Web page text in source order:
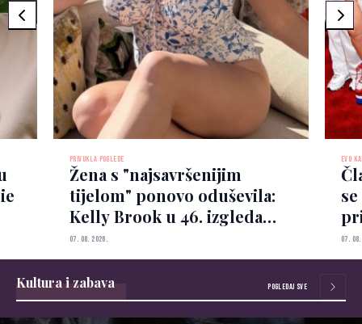
PRIVUKLA POGLEDE
Žena s "najsavršenijim
tijelom" ponovo oduševila:
Kelly Brook u 46. izgleda
besprijekorno
07. 08. 2026.
EVO
07.
Kultura i zabava POGLEDAJ SVE